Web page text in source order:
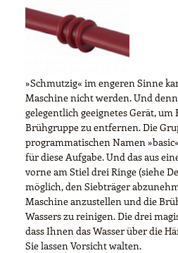
»Schmutzig« im engeren Sinne
Maschine nicht werden. Und
gelegentlich geeignetes Gerät,
Brühgruppe zu entfernen. Die
programmatischen Namen
für diese Aufgabe. Und das aus
vorne am Stiel drei Ringe (siehe
möglich, den Siebträger
Maschine anzustellen und die
Wassers zu reinigen. Die drei
dass Ihnen das Wasser über die
Sie lassen Vorsicht walten.